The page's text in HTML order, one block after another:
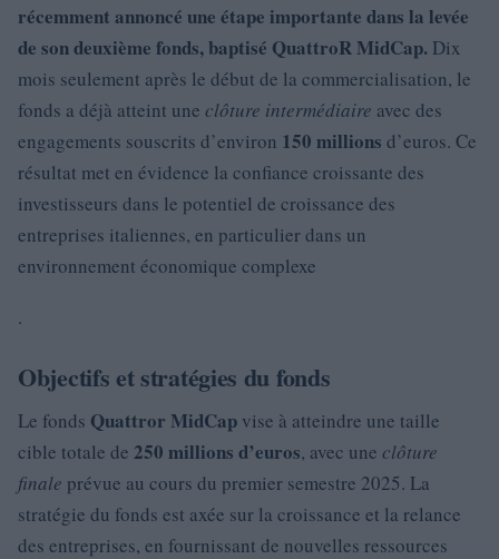
récemment annoncé une étape importante dans la levée
de son deuxième fonds, baptisé QuattroR MidCap. Dix
mois seulement après le début de la commercialisation, le
fonds a déjà atteint une clôture intermédiaire avec des
engagements souscrits d’environ 150 millions d’euros. Ce
résultat met en évidence la confiance croissante des
investisseurs dans le potentiel de croissance des
entreprises italiennes, en particulier dans un
environnement économique complexe
.
Objectifs et stratégies du fonds
Le fonds Quattror MidCap vise à atteindre une taille
cible totale de 250 millions d’euros, avec une clôture
finale prévue au cours du premier semestre 2025. La
stratégie du fonds est axée sur la croissance et la relance
des entreprises, en fournissant de nouvelles ressources